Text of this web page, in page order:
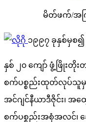
မိတ်ဖက်/အက
၁၉၉၇ ခုနှစ်မှစ၍
နှစ် ၂၀ ကျော် ဖွံ့ဖြိုး
စက်ပစ္စည်းထုတ်လုပ်သူမှ
အင်ဂျင်နီယာဒီဇိုင်း၊
စက်ပစ္စည်းအစုံအလင်၊